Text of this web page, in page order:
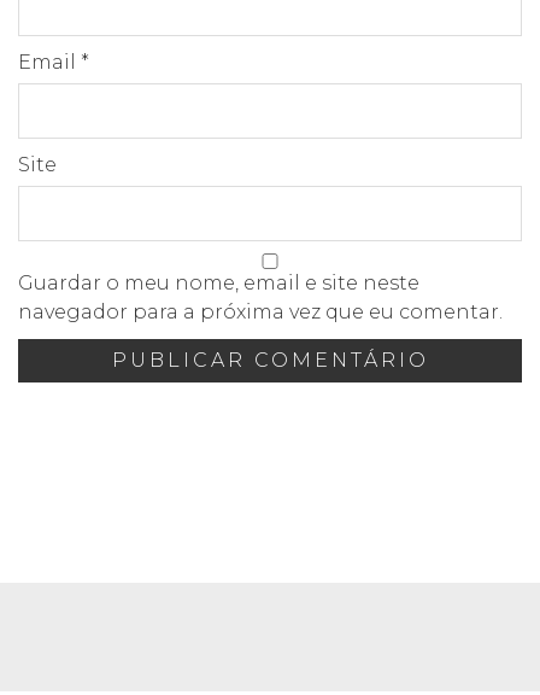
Email *
Site
Guardar o meu nome, email e site neste
navegador para a próxima vez que eu comentar.